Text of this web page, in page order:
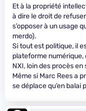
Et à la propriété
à dire le droit de
s’opposer à un usage
merdo).
Si tout est politique, il
plateforme
NXI, loin des procès en
Même si Marc Rees a
se déplace qu’en